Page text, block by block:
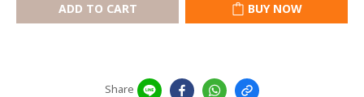
ADD TO CART BUY NOW
Share